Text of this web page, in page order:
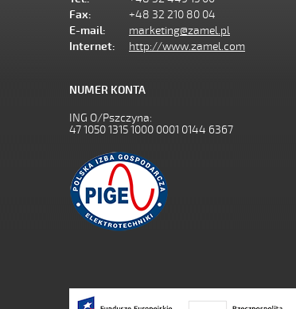
Fax:
+48 32 210 80 04
E-mail:
marketing@zamel.pl
Internet:
http://www.zamel.com
NUMER KONTA
ING O/Pszczyna:
47 1050 1315 1000 0001 0144 6367